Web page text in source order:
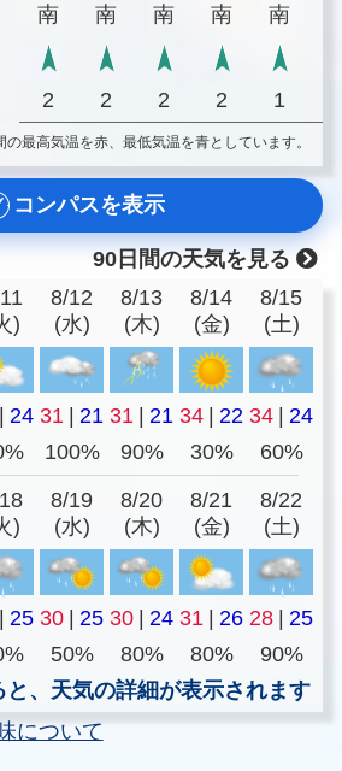
南
南 南 南 南
2 2 2 2 1
最高気温を赤、最低気温を青としています。
コンパスを表示
90日間の天気を見る
)
8/12
(水)
8/13
(木)
8/14
(金)
8/15
(土)
| 24 31 | 21 31 | 21 34 | 22 34 | 24
100% 90% 30% 60%
)
8/19
(水)
8/20
(木)
8/21
(金)
8/22
(土)
| 25 30 | 25 30 | 24 31 | 26 28 | 25
50% 80% 80%
90%
と、天気の詳細が表示されます
について